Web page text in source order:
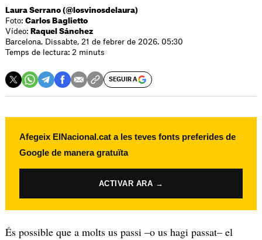
Laura Serrano (@losvinosdelaura)
Foto: Carlos Baglietto
Vídeo: Raquel Sánchez
Barcelona. Dissabte, 21 de febrer de 2026. 05:30
Temps de lectura: 2 minuts
SEGUIR A
Afegeix ElNacional.cat a les teves fonts preferides de
Google de manera gratuïta
ACTIVAR ARA →
És possible que a molts us passi –o us hagi passat– el